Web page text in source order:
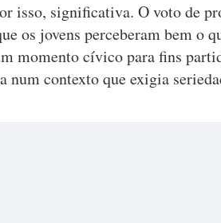
isso, significativa. O voto de
os jovens perceberam bem o
momento cívico para fins
contexto que exigia